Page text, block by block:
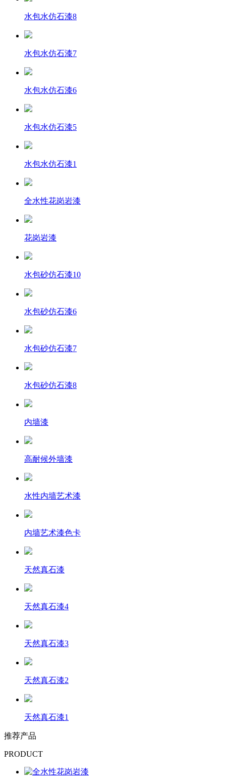
水包水仿石漆8
水包水仿石漆7
水包水仿石漆6
水包水仿石漆5
水包水仿石漆1
全水性花岗岩漆
花岗岩漆
水包砂仿石漆10
水包砂仿石漆6
水包砂仿石漆7
水包砂仿石漆8
内墙漆
高耐候外墙漆
水性内墙艺术漆
内墙艺术漆色卡
天然真石漆
天然真石漆4
天然真石漆3
天然真石漆2
天然真石漆1
推荐产品
PRODUCT